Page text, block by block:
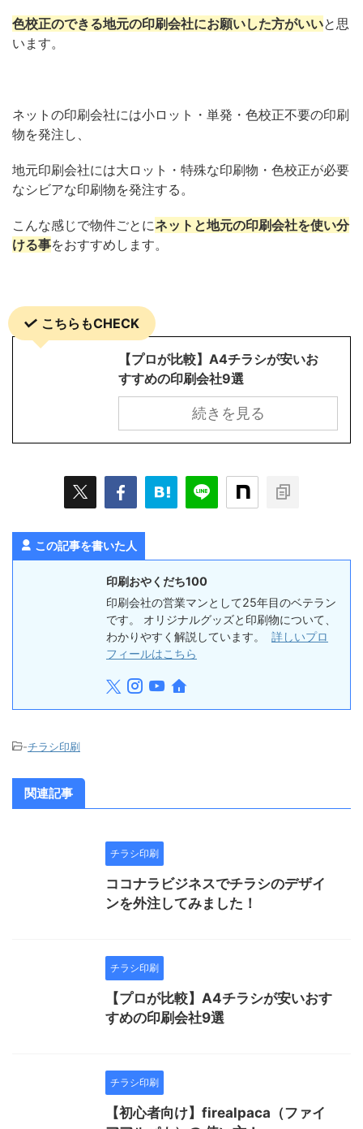
色校正のできる地元の印刷会社にお願いした方がいいと思
います。
ネットの印刷会社には小ロット・単発・色校正不要の印刷
物を発注し、
地元印刷会社には大ロット・特殊な印刷物・色校正が必要
なシビアな印刷物を発注する。
こんな感じで物件ごとにネットと地元の印刷会社を使い分
ける事をおすすめします。
こちらもCHECK
【プロが比較】A4チラシが安いお
すすめの印刷会社9選
続きを見る
この記事を書いた人
印刷おやくだち100
印刷会社の営業マンとして25年目のベテラン
です。 オリジナルグッズと印刷物について、
わかりやすく解説しています。 詳しいプロ
フィールはこちら
-チラシ印刷
関連記事
チラシ印刷
ココナラビジネスでチラシのデザイ
ンを外注してみました！
チラシ印刷
【プロが比較】A4チラシが安いおす
すめの印刷会社9選
チラシ印刷
【初心者向け】firealpaca（ファイ